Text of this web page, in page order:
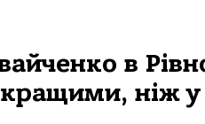
в
ніж у